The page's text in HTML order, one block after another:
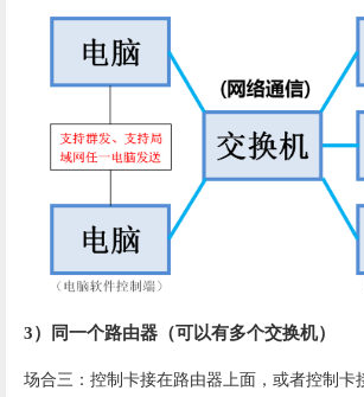
3） 同一个路由器（可以有多个交换机）
场合三：控制卡接在路由器上面，或者控制卡